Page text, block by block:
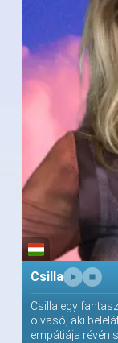
Csilla
Csilla egy
olvasó, aki
empátiája révén